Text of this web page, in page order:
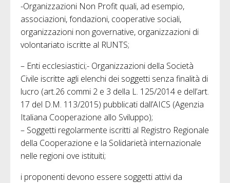
-Organizzazioni Non Profit quali, ad esempio,
associazioni, fondazioni, cooperative sociali,
organizzazioni non governative, organizzazioni di
volontariato iscritte al RUNTS;
– Enti ecclesiastici;- Organizzazioni della Società
Civile iscritte agli elenchi dei soggetti senza finalità di
lucro (art.26 commi 2 e 3 della L. 125/2014 e dell’art.
17 del D.M. 113/2015) pubblicati dall’AICS (Agenzia
Italiana Cooperazione allo Sviluppo);
– Soggetti regolarmente iscritti al Registro Regionale
della Cooperazione e la Solidarietà internazionale
nelle regioni ove istituiti;
i proponenti devono essere soggetti attivi da